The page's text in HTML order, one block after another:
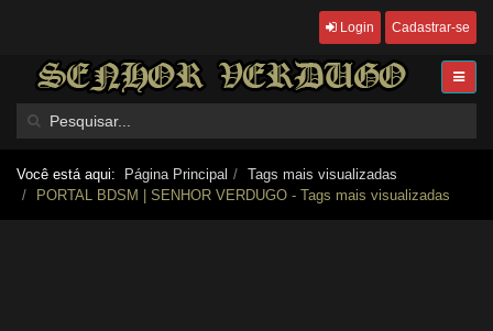
Login Cadastrar-se
Você está aqui: Página Principal
Tags mais visualizadas
PORTAL BDSM | SENHOR VERDUGO - Tags mais visualizadas